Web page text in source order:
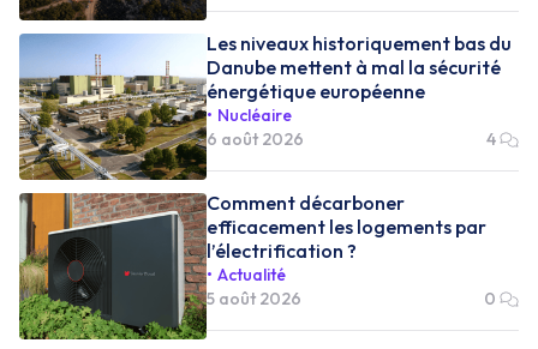
Les niveaux historiquement bas du
Danube mettent à mal la sécurité
énergétique européenne
Nucléaire
6 août 2026
4
Comment décarboner
efficacement les logements par
l’électrification ?
Actualité
5 août 2026
0